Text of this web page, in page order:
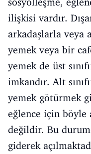
ilişkisi vardır.
arkadaşlarla veya
yemek veya bir
yemek de üst
imkandır. Alt
yemek götürmek
eğlence için böyle
değildir. Bu
giderek